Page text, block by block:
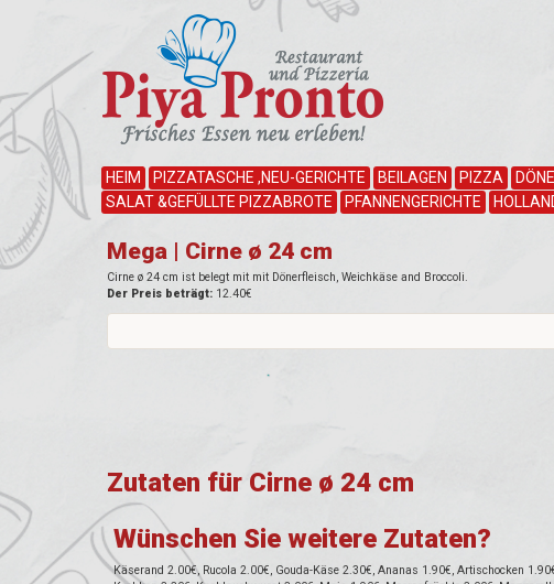
HEIM PIZZATASCHE ,NEU-GERICHTE BEILAGEN PIZZA
SALAT &GEFÜLLTE PIZZABROTE
PFANNENGERICHTE
Mega | Cirne ø 24 cm
Cirne ø 24 cm ist belegt mit mit Dönerfleisch, Weichkäse and Broccoli.
Der Preis beträgt: 12.40€
Zutaten für Cirne ø 24 cm
Wünschen Sie weitere Zutaten?
Käserand 2.00€, Rucola 2.00€, Gouda-Käse 2.30€, Ananas 1.90€, Artischocken